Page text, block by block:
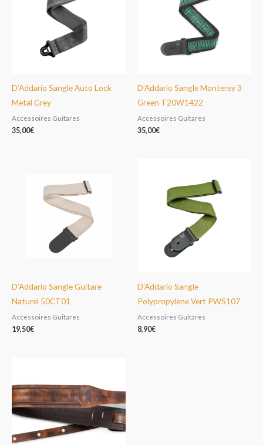
D’Addario Sangle Auto Lock
Metal Grey
Accessoires Guitares
35,00€
D’Addario Sangle Monterey 3
Green T20W1422
Accessoires Guitares
35,00€
D’Addario Sangle Guitare
Naturel 50CT01
Accessoires Guitares
19,50€
D’Addario Sangle
Polypropylene Vert PWS107
Accessoires Guitares
8,90€